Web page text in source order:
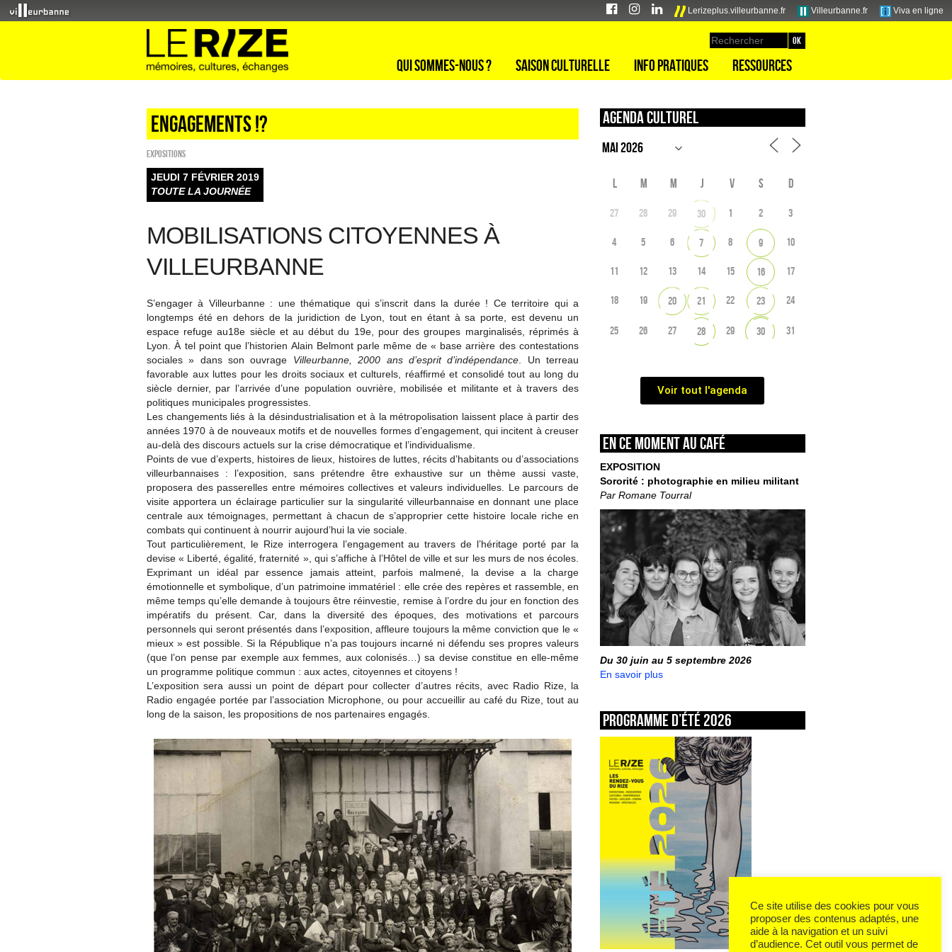
Lerizeplus.villeurbanne.fr Villeurbanne.fr Viva en ligne
Qui sommes-nous ? Saison culturelle Info pratiques Ressources
Engagements !?
EXPOSITIONS
JEUDI 7 FÉVRIER 2019
TOUTE LA JOURNÉE
MOBILISATIONS CITOYENNES À
VILLEURBANNE
S’engager à Villeurbanne : une thématique qui s’inscrit dans la durée ! Ce territoire qui a
longtemps été en dehors de la juridiction de Lyon, tout en étant à sa porte, est devenu un
espace refuge au18e siècle et au début du 19e, pour des groupes marginalisés, réprimés à
Lyon. À tel point que l’historien Alain Belmont parle même de « base arrière des contestations
sociales » dans son ouvrage Villeurbanne, 2000 ans d’espritd’indépendance . Un terreau
favorable aux luttes pour les droits sociaux et culturels, réaffirmé et consolidé tout au long du
siècle dernier, par l’arrivée d’une population ouvrière, mobilisée et militante et à travers des
politiques municipales progressistes.
Les changements liés à la désindustrialisation et à la métropolisation laissent place à partir des
années 1970 à de nouveaux motifs et de nouvelles formes d’engagement, qui incitent à creuser
au-delà des discours actuels sur la crise démocratique et l’individualisme.
Points de vue d’experts, histoires de lieux, histoires de luttes, récits d’habitants ou d’associations
villeurbannaises : l’exposition, sans prétendre être exhaustive sur un thème aussi vaste,
proposera des passerelles entre mémoires collectives et valeurs individuelles. Le parcours de
visite apportera un éclairage particulier sur la singularité villeurbannaise en donnant une place
centrale aux témoignages, permettant à chacun de s’approprier cette histoire locale riche en
combats qui continuent à nourrir aujourd’hui la vie sociale.
Tout particulièrement, le Rize interrogera l’engagement au travers de l’héritage porté par la
devise « Liberté, égalité, fraternité », qui s’affiche à l’Hôtel de ville et sur les murs de nos écoles.
Exprimant un idéal par essence jamais atteint, parfois malmené, la devise a la charge
émotionnelle et symbolique, d’un patrimoine immatériel : elle crée des repères et rassemble, en
même temps qu’elle demande à toujours être réinvestie, remise à l’ordre du jour en fonction des
impératifs du présent. Car, dans la diversité des époques, des motivations et parcours
personnels qui seront présentés dans l’exposition, affleure toujours la même conviction que le «
mieux » est possible. Si la République n’a pas toujours incarné ni défendu ses propres valeurs
(que l’on pense par exemple aux femmes, aux colonisés…) sa devise constitue en elle-même
un programme politique commun : aux actes, citoyennes et citoyens !
L’exposition sera aussi un point de départ pour collecter d’autres récits, avec Radio Rize, la
Radio engagée portée par l’association Microphone, ou pour accueillir au café du Rize, tout au
long de la saison, les propositions de nos partenaires engagés.
Agenda culturel
L M M J V S D
27 28 29 30 1 2 3
4 5 6 7 8 9 10
11 12 13 14 15 16 17
18 19 20 21 22 23 24
25 26 27 28 29 30 31
Voir tout l'agenda
En ce moment au café
EXPOSITION
Sororité : photographie en milieu militant
Par Romane Tourral
Du 30 juin au 5 septembre 2026
En savoir plus
Programme d’été 2026
Ce site utilise des cookies pour vous
proposer des contenus adaptés, une
aide à la navigation et un suivi
d’audience. Cet outil vous permet de